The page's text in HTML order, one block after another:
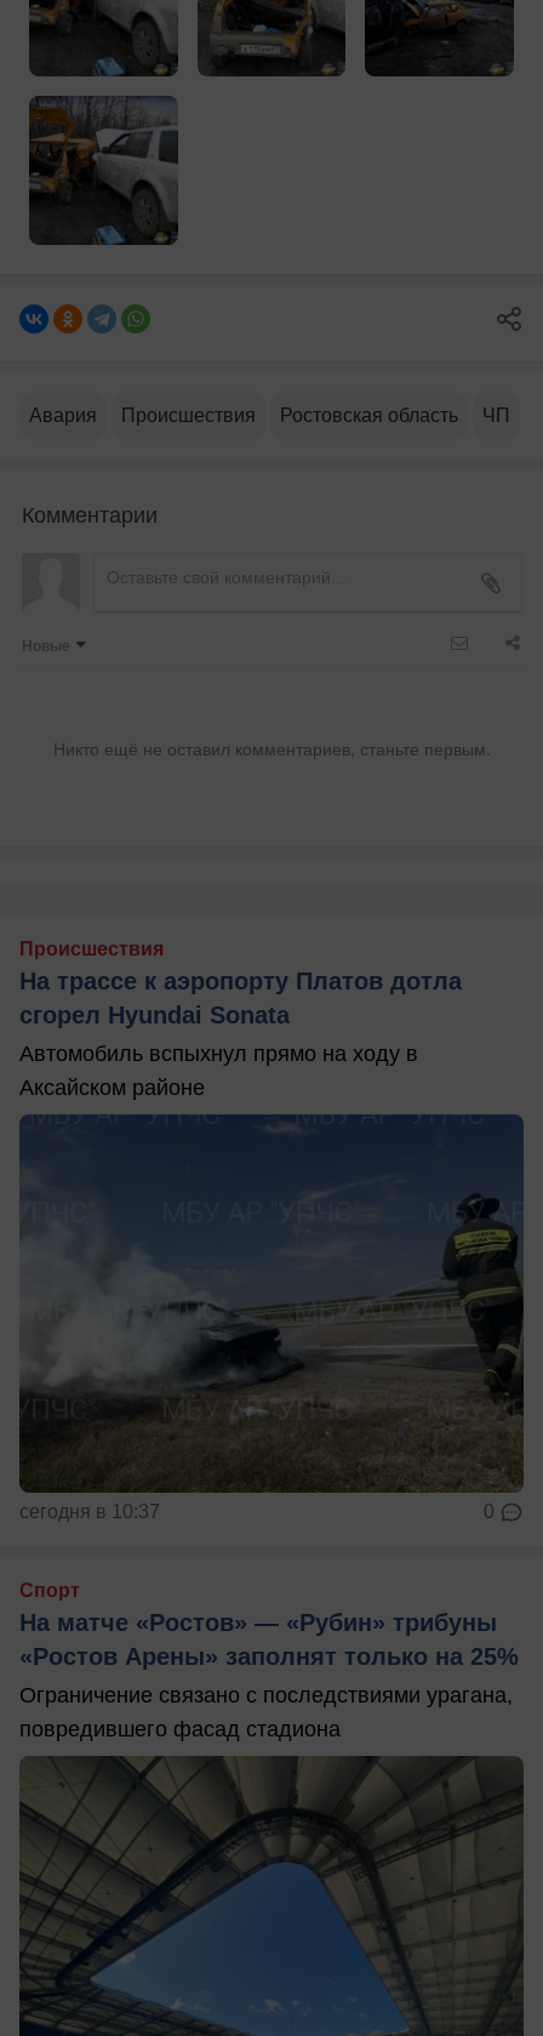
Авария Происшествия Ростовская область ЧП
Комментарии
Новые
Никто ещё не оставил комментариев, станьте первым.
Происшествия
На трассе к аэропорту Платов дотла
сгорел Hyundai Sonata
Автомобиль вспыхнул прямо на ходу в
Аксайском районе
сегодня в 10:37 0
Спорт
На матче «Ростов» — «Рубин» трибуны
«Ростов Арены» заполнят только на 25%
Ограничение связано с последствиями урагана,
повредившего фасад стадиона